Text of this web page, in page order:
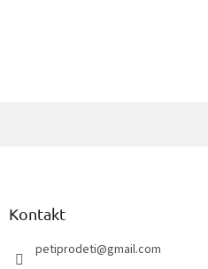
Kontakt
petiprodeti@gmail.com